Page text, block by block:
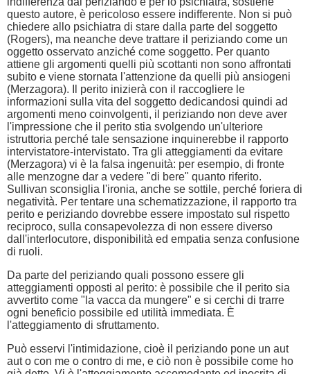
questo autore, è pericoloso essere indifferente. Non si può
chiedere allo psichiatra di stare dalla parte del soggetto
(Rogers), ma neanche deve trattare il periziando come un
oggetto osservato anziché come soggetto. Per quanto
attiene gli argomenti quelli più scottanti non sono affrontati
subito e viene stornata l'attenzione da quelli più ansiogeni
(Merzagora). Il perito inizierà con il raccogliere le
informazioni sulla vita del soggetto dedicandosi quindi ad
argomenti meno coinvolgenti, il periziando non deve aver
l'impressione che il perito stia svolgendo un'ulteriore
istruttoria perché tale sensazione inquinerebbe il rapporto
intervistatore-intervistato. Tra gli atteggiamenti da evitare
(Merzagora) vi è la falsa ingenuità: per esempio, di fronte
alle menzogne dar a vedere "di bere" quanto riferito.
Sullivan sconsiglia l'ironia, anche se sottile, perché foriera di
negatività. Per tentare una schematizzazione, il rapporto tra
perito e periziando dovrebbe essere impostato sul rispetto
reciproco, sulla consapevolezza di non essere diverso
dall'interlocutore, disponibilità ed empatia senza confusione
di ruoli.
Da parte del periziando quali possono essere gli
atteggiamenti opposti al perito: è possibile che il perito sia
avvertito come "la vacca da mungere" e si cerchi di trarre
ogni beneficio possibile ed utilità immediata. È
l'atteggiamento di sfruttamento.
Può esservi l'intimidazione, cioè il periziando pone un aut
aut o con me o contro di me, e ciò non è possibile come ho